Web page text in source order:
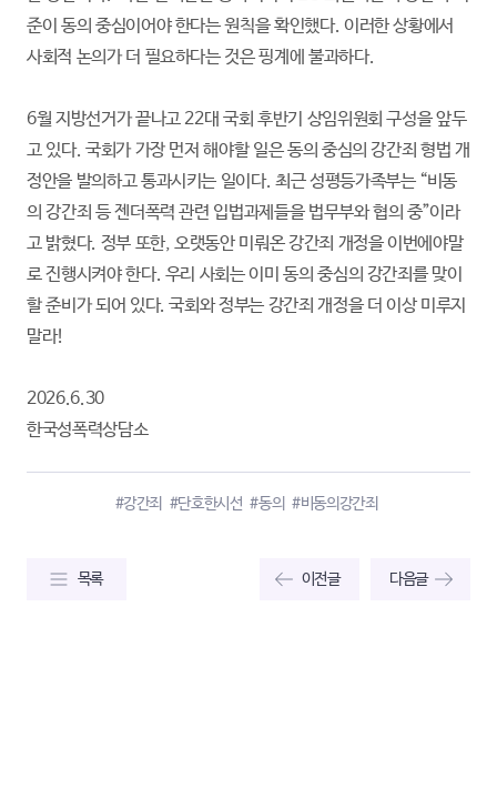
준이 동의 중심이어야 한다는 원칙을 확인했다. 이러한 상황에서
사회적 논의가 더 필요하다는 것은 핑계에 불과하다.
6월 지방선거가 끝나고 22대 국회 후반기 상임위원회 구성을 앞두
고 있다. 국회가 가장 먼저 해야할 일은 동의 중심의 강간죄 형법 개
정안을 발의하고 통과시키는 일이다. 최근 성평등가족부는 “비동
의 강간죄 등 젠더폭력 관련 입법과제들을 법무부와 협의 중”이라
고 밝혔다. 정부 또한, 오랫동안 미뤄온 강간죄 개정을 이번에야말
로 진행시켜야 한다. 우리 사회는 이미 동의 중심의 강간죄를 맞이
할 준비가 되어 있다. 국회와 정부는 강간죄 개정을 더 이상 미루지
말라!
2026.6.30
한국성폭력상담소
#강간죄 #단호한시선 #동의 #비동의강간죄
목록 이전글 다음글